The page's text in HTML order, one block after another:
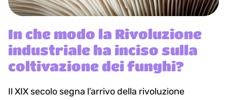
In che modo la Rivoluzione
industriale ha inciso sulla
coltivazione dei funghi?
Il XIX secolo segna l’arrivo della rivoluzione